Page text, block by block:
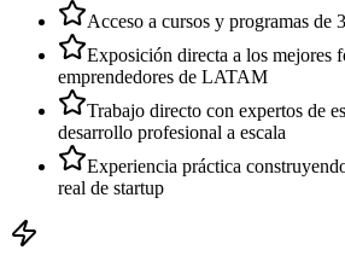
Acceso a cursos y programas de
Exposición directa a los mejores
emprendedores de LATAM
Trabajo directo con expertos de
desarrollo profesional a escala
Experiencia práctica
real de startup